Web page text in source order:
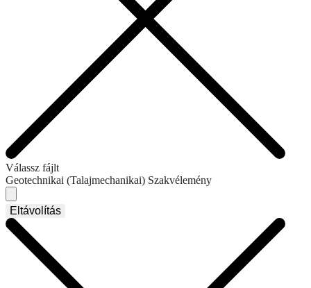
Válassz fájlt
Geotechnikai (Talajmechanikai) Szakvélemény
Eltávolítás